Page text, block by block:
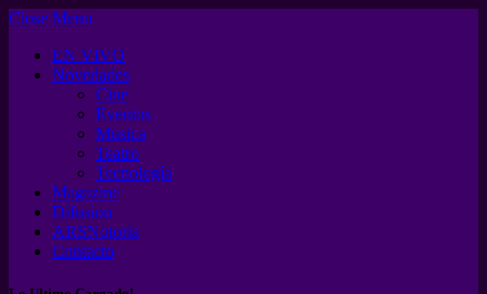
Close Menu
EN VIVO
Novedades
Cine
Eventos
Musica
Teatro
Tecnología
Magazine
Difusion
ARSNotoria
Contacto